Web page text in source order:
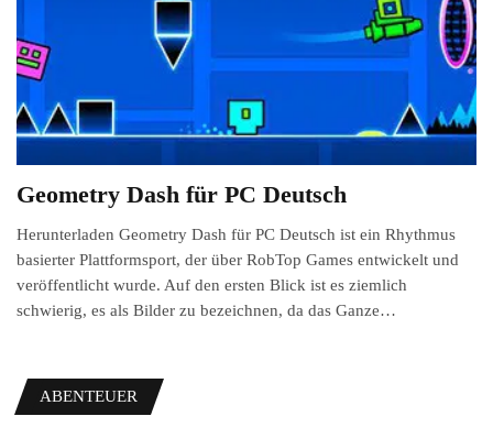
Geometry Dash für PC Deutsch
Herunterladen Geometry Dash für PC Deutsch ist ein Rhythmus
basierter Plattformsport, der über RobTop Games entwickelt und
veröffentlicht wurde. Auf den ersten Blick ist es ziemlich
schwierig, es als Bilder zu bezeichnen, da das Ganze…
ABENTEUER